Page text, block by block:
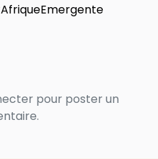
pour poster un